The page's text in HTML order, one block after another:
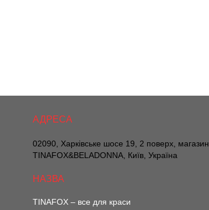
02090, Харківське шосе 19, 2 поверх, магазин
TINAFOX&BELADONNA, Київ, Україна
TINAFOX – все для краси